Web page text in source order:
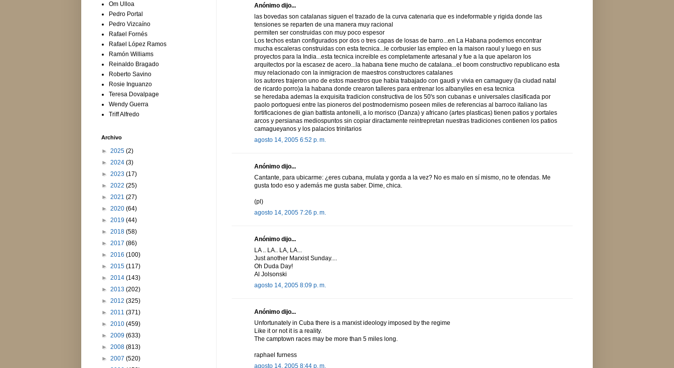
Anónimo dijo...
las bovedas son catalanas siguen el trazado de la curva catenaria que es indeformable y rigida donde las
tensiones se reparten de una manera muy racional
permiten ser construidas con muy poco espesor
Los techos estan configurados por dos o tres capas de losas de barro...en La Habana podemos encontrar
mucha escaleras construidas con esta tecnica...le corbusier las empleo en la maison raoul y luego en sus
proyectos para la India...esta tecnica increible es completamente artesanal y fue a la que apelaron los
arquitectos por la escasez de acero...la habana tiene mucho de catalana...el boom constructivo republicano esta
muy relacionado con la inmigracion de maestros constructores catalanes
los autores trajeron uno de estos maestros que habia trabajado con gaudi y vivia en camaguey (la ciudad natal
de ricardo porro)a la habana donde crearon talleres para entrenar los albanyiles en esa tecnica
se heredaba ademas la exquisita tradicion constructiva de los 50's son cubanas e universales clasificada por
paolo portoguesi entre las pioneros del postmodernismo poseen miles de referencias al barroco italiano las
fortificaciones de gian battista antonelli, a lo morisco (Danza) y africano (artes plasticas) tienen patios y portales
arcos y persianas mediospuntos sin copiar diractamente reintrepretan nuestras tradiciones contienen los patios
camagueyanos y los palacios trinitarios
agosto 14, 2005 6:52 p. m.
Anónimo dijo...
Cantante, para ubicarme: ¿eres cubana, mulata y gorda a la vez? No es malo en sí mismo, no te ofendas. Me
gusta todo eso y además me gusta saber. Dime, chica.
(pl)
agosto 14, 2005 7:26 p. m.
Anónimo dijo...
LA .. LA.. LA, LA...
Just another Marxist Sunday....
Oh Duda Day!
Al Jolsonski
agosto 14, 2005 8:09 p. m.
Anónimo dijo...
Unfortunately in Cuba there is a marxist ideology imposed by the regime
Like it or not it is a reality.
The camptown races may be more than 5 miles long.
raphael furness
agosto 14, 2005 8:44 p. m.
Om Ulloa
Pedro Portal
Pedro Vizcaíno
Rafael Fornés
Rafael López Ramos
Ramón Williams
Reinaldo Bragado
Roberto Savino
Rosie Inguanzo
Teresa Dovalpage
Wendy Guerra
Triff Alfredo
Archivo
► 2025 (2)
► 2024 (3)
► 2023 (17)
► 2022 (25)
► 2021 (27)
► 2020 (64)
► 2019 (44)
► 2018 (58)
► 2017 (86)
► 2016 (100)
► 2015 (117)
► 2014 (143)
► 2013 (202)
► 2012 (325)
► 2011 (371)
► 2010 (459)
► 2009 (633)
► 2008 (813)
► 2007 (520)